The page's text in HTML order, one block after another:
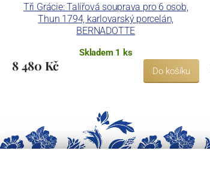
Tři Grácie: Talířová souprava pro 6 osob,
Thun 1794, karlovarský porcelán,
BERNADOTTE
Skladem 1 ks
8 480 Kč Do košíku